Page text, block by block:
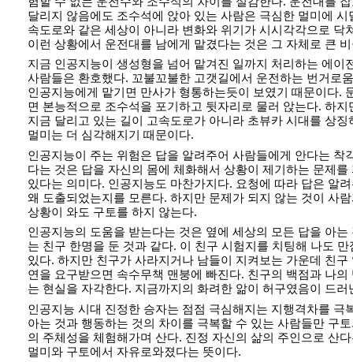
달리지 않음에도 조수석에 앉아 있는 사람은 극심한 멀미에
속도로와 같은 세상이 아니라 변화와 위기가 시시각각으로 닥
이런 상황에서 운전대를 남에게 맡겼다는 것은 그 자체로 큰
지금 인공지능이 생성형을 넘어 맡겨진 일까지 처리하는 에이
사람들은 환호했다. 꼬불꼬불한 고갯길에서 운전하는 번거로
인공지능에게 맡기면 만사가 형통하는듯이 보였기 때문이다.
면 본능적으로 조수석을 포기하고 뒷자리로 물러 앉는다. 하
지금 달리고 있는 길이 고속도로가 아니라 초뷰카 시대를 상
멀미는 더 심각해지기 때문이다.
인공지능이 주는 위험은 답을 알려주어 사람들에게 안다는 착
다는 것은 답을 자신의 몸에 체화해서 상황이 제기하는 문제
있다는 의미다. 인공지능도 마찬가지다. 요청에 따라 답은 알
왜 도출되었는지를 모른다. 하지만 문제가 되지 않는 것이 사
상황이 와도 구토를 하지 않는다.
인공지능의 도움을 받는다는 것은 옆에 세상의 모든 답을 아
는 친구 한명을 둔 것과 같다. 이 친구 시험지를 치팅해 나도
있다. 하지만 친구가 사라지거나 남들이 지켜보는 가운데 친
연을 요구받으면 속수무책 맨붕에 빠진다. 친구의 백점과 나
는 현실을 자각한다. 지금까지의 화려한 앎이 허구였음이 드러
인공지능 시대 진정한 승자는 점점 극심해지는 지행격차를 극
아는 것과 행동하는 것의 차이를 극복할 수 있는 사람들만 구
의 주체성을 체험해가며 산다. 진정 자신의 삶의 주인으로 산
멀미와 구토에서 자유로와졌다는 뜻이다.